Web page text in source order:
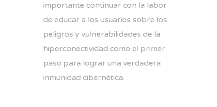
importante continuar con la labor
de educar a los usuarios sobre los
peligros y vulnerabilidades de la
hiperconectividad como el primer
paso para lograr una verdadera
inmunidad cibernética.